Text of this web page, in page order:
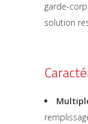
garde-
solution